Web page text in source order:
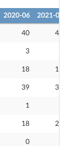
2020-06 2021-06
40 41
3
18 19
39 37
1
18 21
0